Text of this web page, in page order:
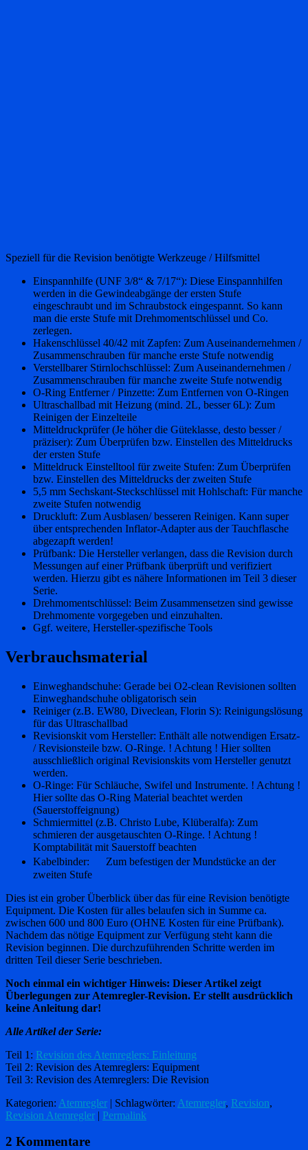
Speziell für die Revision benötigte Werkzeuge / Hilfsmittel
Einspannhilfe (UNF 3/8“ & 7/17“): Diese Einspannhilfen
werden in die Gewindeabgänge der ersten Stufe
eingeschraubt und im Schraubstock eingespannt. So kann
man die erste Stufe mit Drehmomentschlüssel und Co.
zerlegen.
Hakenschlüssel 40/42 mit Zapfen: Zum Auseinandernehmen /
Zusammenschrauben für manche erste Stufe notwendig
Verstellbarer Stirnlochschlüssel: Zum Auseinandernehmen /
Zusammenschrauben für manche zweite Stufe notwendig
O-Ring Entferner / Pinzette: Zum Entfernen von O-Ringen
Ultraschallbad mit Heizung (mind. 2L, besser 6L): Zum
Reinigen der Einzelteile
Mitteldruckprüfer (Je höher die Güteklasse, desto besser /
präziser): Zum Überprüfen bzw. Einstellen des Mitteldrucks
der ersten Stufe
Mitteldruck Einstelltool für zweite Stufen: Zum Überprüfen
bzw. Einstellen des Mitteldrucks der zweiten Stufe
5,5 mm Sechskant-Steckschlüssel mit Hohlschaft: Für manche
zweite Stufen notwendig
Druckluft: Zum Ausblasen/ besseren Reinigen. Kann super
über entsprechenden Inflator-Adapter aus der Tauchflasche
abgezapft werden!
Prüfbank: Die Hersteller verlangen, dass die Revision durch
Messungen auf einer Prüfbank überprüft und verifiziert
werden. Hierzu gibt es nähere Informationen im Teil 3 dieser
Serie.
Drehmomentschlüssel: Beim Zusammensetzen sind gewisse
Drehmomente vorgegeben und einzuhalten.
Ggf. weitere, Hersteller-spezifische Tools
Verbrauchsmaterial
Einweghandschuhe: Gerade bei O2-clean Revisionen sollten
Einweghandschuhe obligatorisch sein
Reiniger (z.B. EW80, Diveclean, Florin S): Reinigungslösung
für das Ultraschallbad
Revisionskit vom Hersteller: Enthält alle notwendigen Ersatz-
/ Revisionsteile bzw. O-Ringe. ! Achtung ! Hier sollten
ausschließlich original Revisionskits vom Hersteller genutzt
werden.
O-Ringe: Für Schläuche, Swifel und Instrumente. ! Achtung !
Hier sollte das O-Ring Material beachtet werden
(Sauerstoffeignung)
Schmiermittel (z.B. Christo Lube, Klüberalfa): Zum
schmieren der ausgetauschten O-Ringe. ! Achtung !
Komptabilität mit Sauerstoff beachten
Kabelbinder: Zum befestigen der Mundstücke an der
zweiten Stufe
Dies ist ein grober Überblick über das für eine Revision benötigte
Equipment. Die Kosten für alles belaufen sich in Summe ca.
zwischen 600 und 800 Euro (OHNE Kosten für eine Prüfbank).
Nachdem das nötige Equipment zur Verfügung steht kann die
Revision beginnen. Die durchzuführenden Schritte werden im
dritten Teil dieser Serie beschrieben.
Noch einmal ein wichtiger Hinweis: Dieser Artikel zeigt
Überlegungen zur Atemregler-Revision. Er stellt ausdrücklich
keine Anleitung dar!
Alle Artikel der Serie:
Teil 1: Revision des Atemreglers: Einleitung
Teil 2: Revision des Atemreglers: Equipment
Teil 3: Revision des Atemreglers: Die Revision
Kategorien: Atemregler | Schlagwörter: Atemregler, Revision,
Revision Atemregler | Permalink
2 Kommentare